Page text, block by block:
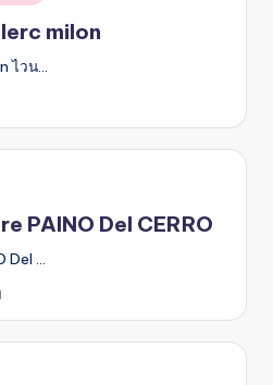
milon
ไวน…
PAINO Del CERRO
Del …